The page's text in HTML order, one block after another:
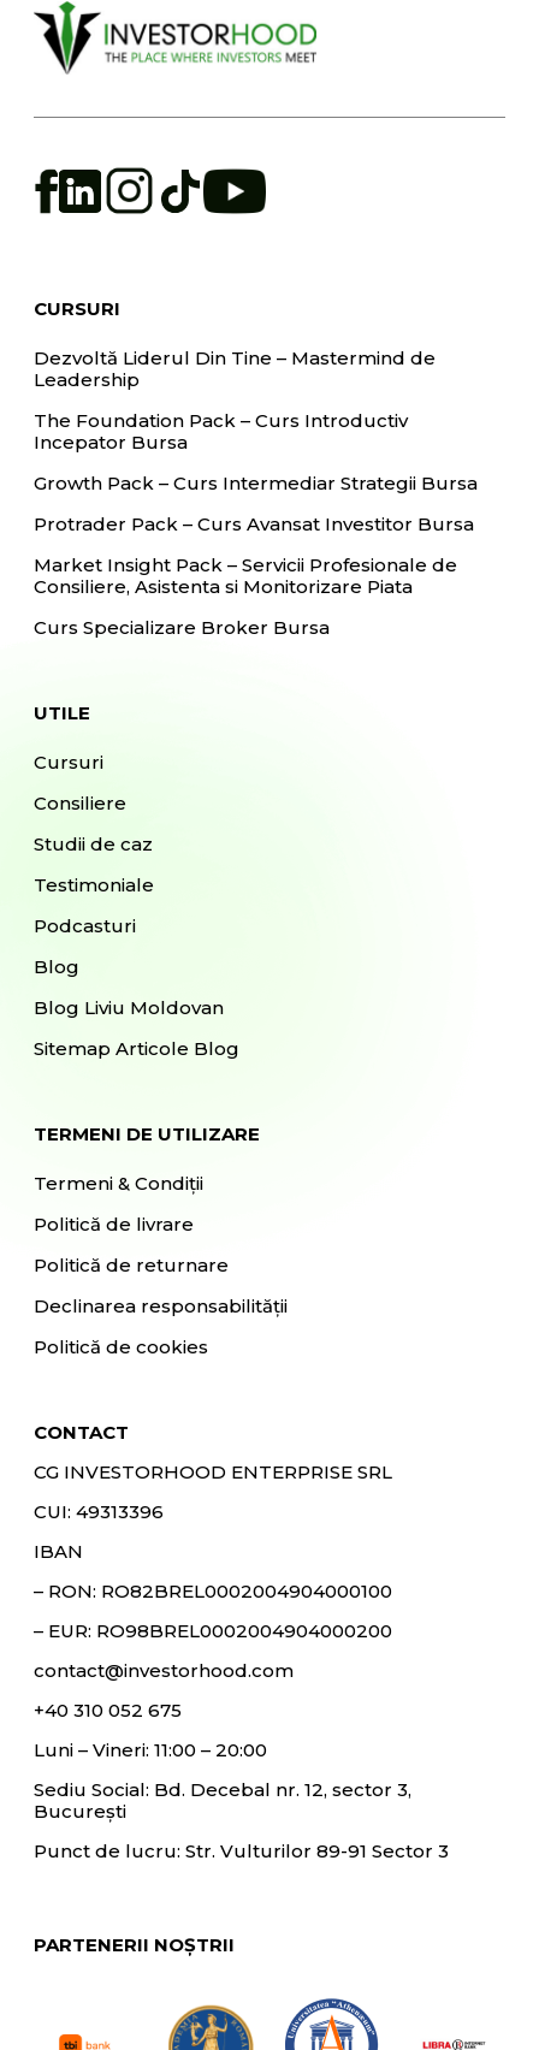
CURSURI
Dezvoltă Liderul Din Tine – Mastermind de
Leadership
The Foundation Pack – Curs Introductiv
Incepator Bursa
Growth Pack – Curs Intermediar Strategii Bursa
Protrader Pack – Curs Avansat Investitor Bursa
Market Insight Pack – Servicii Profesionale de
Consiliere, Asistenta si Monitorizare Piata
Curs Specializare Broker Bursa
UTILE
Cursuri
Consiliere
Studii de caz
Testimoniale
Podcasturi
Blog
Blog Liviu Moldovan
Sitemap Articole Blog
TERMENI DE UTILIZARE
Termeni & Condiții
Politică de livrare
Politică de returnare
Declinarea responsabilității
Politică de cookies
CONTACT
CG INVESTORHOOD ENTERPRISE SRL
CUI: 49313396
IBAN
– RON: RO82BREL0002004904000100
– EUR: RO98BREL0002004904000200
contact@investorhood.com
+40 310 052 675
Luni – Vineri: 11:00 – 20:00
Sediu Social: Bd. Decebal nr. 12, sector 3,
București
Punct de lucru: Str. Vulturilor 89-91 Sector 3
PARTENERII NOȘTRII